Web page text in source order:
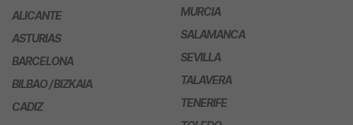
ALICANTE
ASTURIAS
BARCELONA
BILBAO / BIZKAIA
CADIZ
MURCIA
SALAMANCA
SEVILLA
TALAVERA
TENERIFE